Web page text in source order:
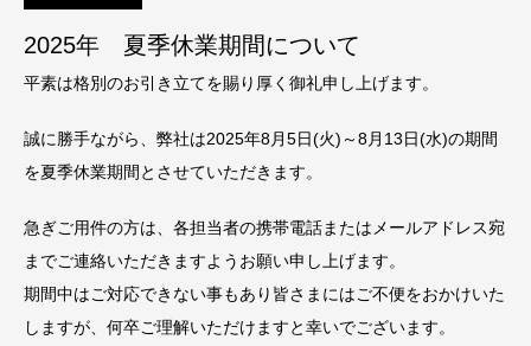
2025年 夏季休業期間について
平素は格別のお引き立てを賜り厚く御礼申し上げます。
誠に勝手ながら、弊社は2025年8月5日(火)～8月13日(水)の期間
を夏季休業期間とさせていただきます。
急ぎご用件の方は、各担当者の携帯電話またはメールアドレス宛
までご連絡いただきますようお願い申し上げます。
期間中はご対応できない事もあり皆さまにはご不便をおかけいた
しますが、何卒ご理解いただけますと幸いでございます。